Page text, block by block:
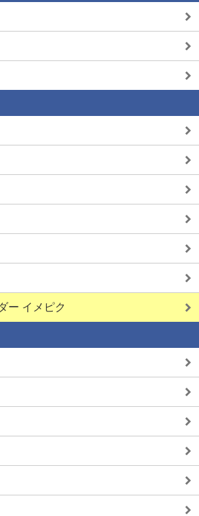
ー イメピク